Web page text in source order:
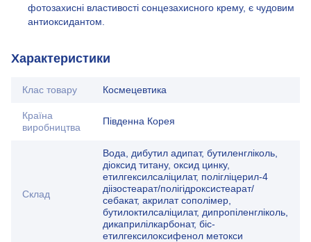
фотозахисні властивості сонцезахисного крему, є чудовим
антиоксидантом.
Характеристики
Клас товару Космецевтика
Країна
виробництва
Південна Корея
Склад
Вода, дибутил адипат, бутиленгліколь,
діоксид титану, оксид цинку,
етилгексилсаліцилат, полігліцерил-4
діізостеарат/полігідроксистеарат/
себакат, акрилат сополімер,
бутилоктилсаліцилат, дипропіленгліколь,
дикаприлілкарбонат, біс-
етилгексилоксифенол метокси